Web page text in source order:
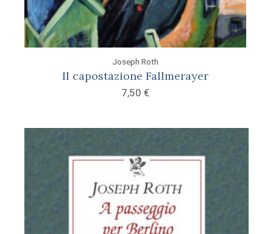
Joseph Roth
Il capostazione Fallmerayer
7,50 €